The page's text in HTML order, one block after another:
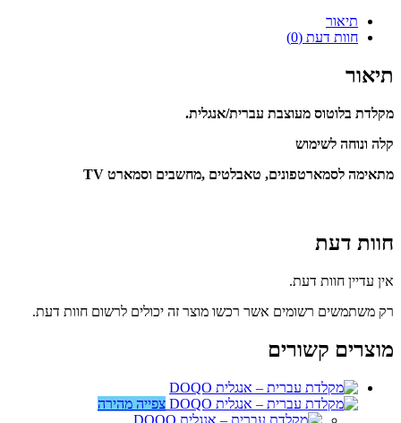
תיאור
חוות דעת (0)
תיאור
מקלדת בלוטוס מעוצבת עברית/אנגלית.
קלה ונוחה לשימוש
מתאימה לסמארטפונים, טאבלטים ,מחשבים וסמארט TV
חוות דעת
אין עדיין חוות דעת.
רק משתמשים רשומים אשר רכשו מוצר זה יכולים לרשום חוות דעת.
מוצרים קשורים
צפייה מהירה